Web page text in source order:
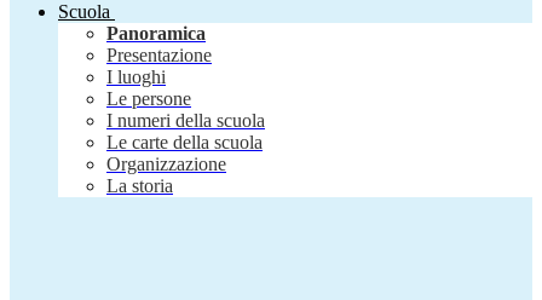
Scuola
Panoramica
Presentazione
I luoghi
Le persone
I numeri della scuola
Le carte della scuola
Organizzazione
La storia